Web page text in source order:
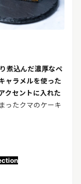
煮込んだ濃厚なペ
ャラメルを使った
クセントに入れた
ったクマのケーキ